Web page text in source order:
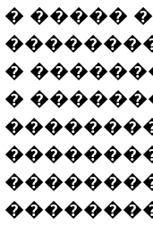
� �����
�
� �������